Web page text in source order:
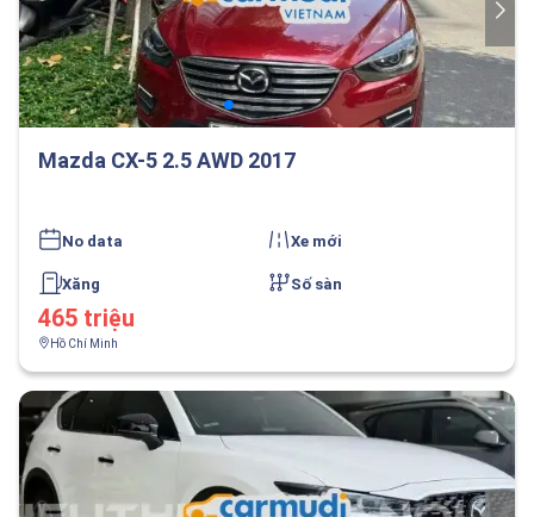
Mazda CX-5 2.5 AWD 2017
No data Xe mới
Xăng Số sàn
465 triệu
Hồ Chí Minh